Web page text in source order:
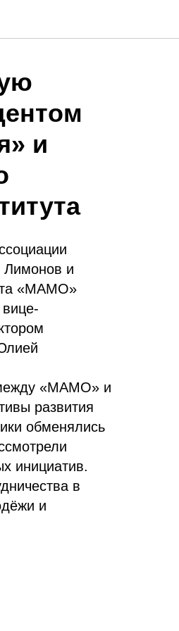
и
и
«МАМО»
между «МАМО» и
развития
обменялись
инициатив.
в
и